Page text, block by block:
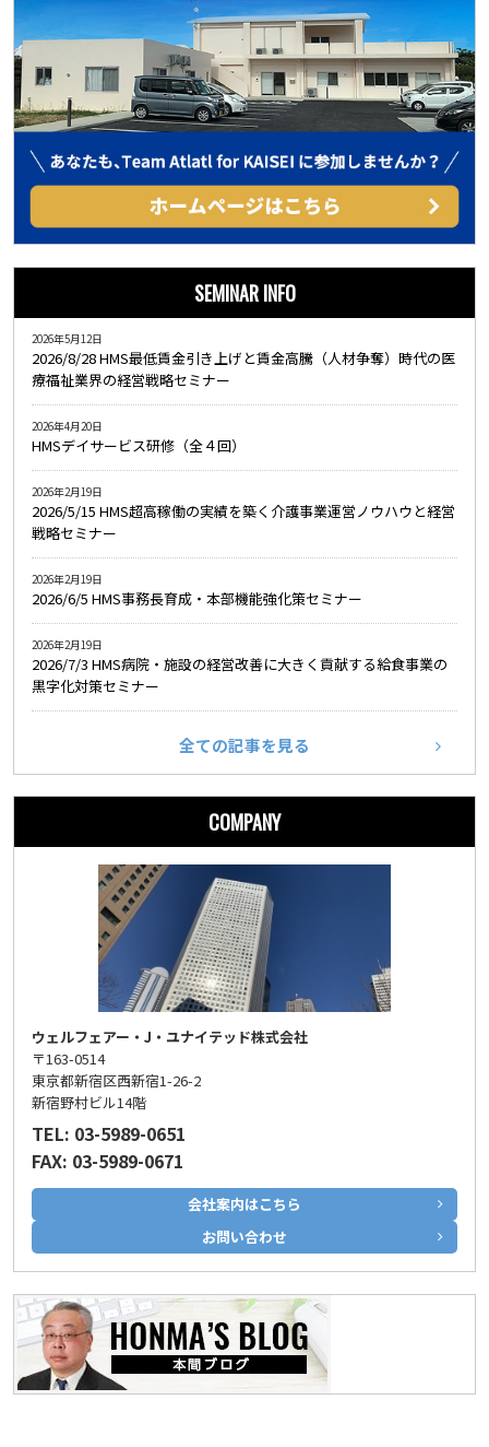
SEMINAR INFO
2026/8/28 HMS最低賃金引き上げと賃金高騰（人材争奪）時代の医
療福祉業界の経営戦略セミナー
2026年5月12日
HMSデイサービス研修（全４回）
2026年4月20日
2026/5/15 HMS超高稼働の実績を築く介護事業運営ノウハウと経営
戦略セミナー
2026年2月19日
2026/6/5 HMS事務長育成・本部機能強化策セミナー
2026年2月19日
2026/7/3 HMS病院・施設の経営改善に大きく貢献する給食事業の
黒字化対策セミナー
2026年2月19日
全ての記事を見る
COMPANY
ウェルフェアー・J・ユナイテッド株式会社
〒163-0514
東京都新宿区西新宿1-26-2
新宿野村ビル14階
TEL: 03-5989-0651
FAX: 03-5989-0671
会社案内はこちら
お問い合わせ